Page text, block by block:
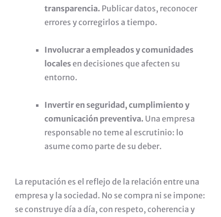
transparencia. Publicar datos, reconocer
errores y corregirlos a tiempo.
Involucrar a empleados y comunidades
localesen decisiones que afecten su
entorno.
Invertir en seguridad, cumplimiento y
comunicación preventiva. Una empresa
responsable no teme al escrutinio: lo
asume como parte de su deber.
La reputación es el reflejo de la relación entre una
empresa y la sociedad. No se compra ni se impone:
se construye día a día, con respeto, coherencia y